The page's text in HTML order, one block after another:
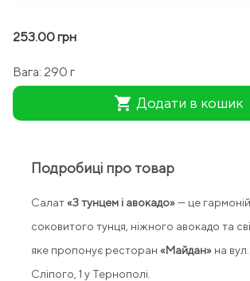
253.00 грн
Вага: 290 г
shopping_cart Додати в кошик
Подробиці про товар
Салат«З тунцем і авокадо»— це
соковитого тунця, ніжного авокадо та
яке пропонує ресторан «Майдан» на
Сліпого, 1 у Тернополі.